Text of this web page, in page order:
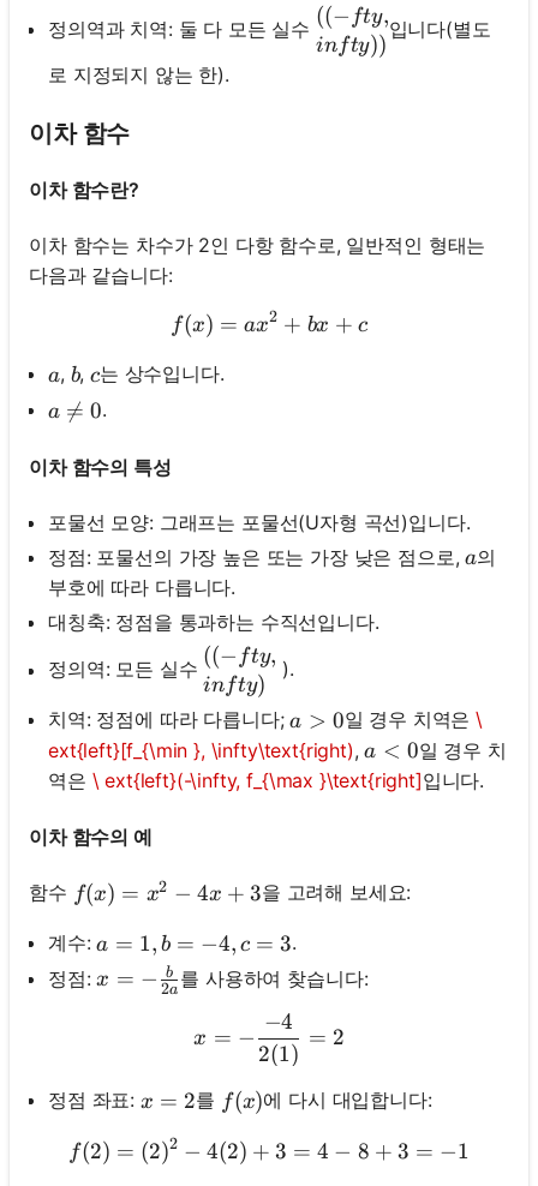
정의역과 치역: 둘 다 모든 실수
((- fty, \\infty))
((− fty,
infty))
입니다(별도
로 지정되지 않는 한).
이차 함수
이차 함수란?
이차 함수는 차수가 2인 다항 함수로, 일반적인 형태는
다음과 같습니다:
f(x)=a x^2+b x+c
f(x) = ax2 + bx + c
a
a, b
b,c
c는 상수입니다.
a \neq 0
a 
= 0.
이차 함수의 특성
포물선 모양: 그래프는 포물선(U자형 곡선)입니다.
정점: 포물선의 가장 높은 또는 가장 낮은 점으로,a
a의
부호에 따라 다릅니다.
대칭축: 정점을 통과하는 수직선입니다.
정의역: 모든 실수
((- fty, \\infty)
((− fty,
infty)
).
치역: 정점에 따라 다릅니다;a>0
a > 0일 경우 치역은\
ext{left}[f_{\min }, \infty\text{right),a<0
a < 0일 경우 치
역은 \ ext{left}(-\infty, f_{\max }\text{right]입니다.
이차 함수의 예
함수 f(x)=x^2-4 x+3
f(x) = x2 − 4x + 3을 고려해 보세요:
계수:a=1, b=-4, c=3
a = 1, b = −4, c = 3.
정점:x=-\frac{b}{2 a}
x = − 2a
b 를 사용하여 찾습니다:
x=-\frac{-4}{2(1)}=2
x = −
2(1)
−4
= 2
정점 좌표: x=2
x = 2를 f(x)
f(x)에 다시 대입합니다:
f(2)=(2)^2-4(2)+3=4-
f(2) = (2)2 − 4(2) + 3 = 4 − 8 + 3 = −1